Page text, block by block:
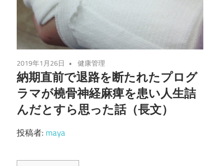
2019年1月26日 健康管理
納期直前で退路を断たれたプログ
ラマが橈骨神経麻痺を患い人生詰
んだとすら思った話（長文）
投稿者: maya